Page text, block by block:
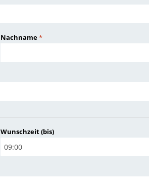
Nachname*
Wunschzeit (bis)